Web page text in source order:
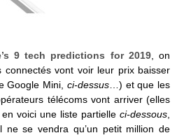
9 tech predictions for 2019, on
vont voir leur prix baisser
Google Mini, ci-dessus…) et que les
télécoms vont arriver (elles
voici une liste partielle ci-dessous,
ne se vendra qu’un petit million de